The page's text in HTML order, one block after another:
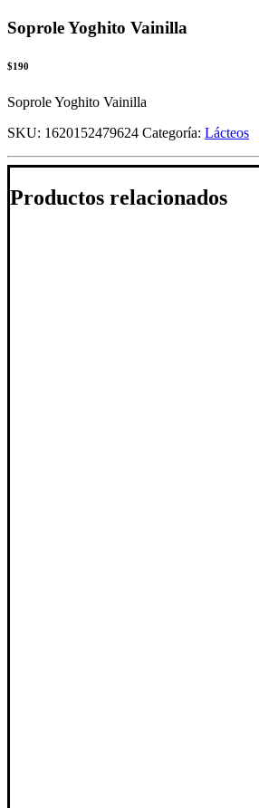
Soprole Yoghito Vainilla
$190
Soprole Yoghito Vainilla
SKU: 1620152479624 Categoría: Lácteos
Productos relacionados